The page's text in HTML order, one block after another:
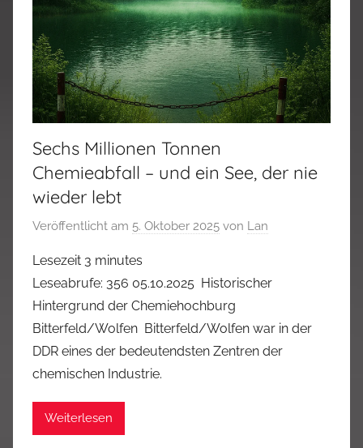
Sechs Millionen Tonnen
Chemieabfall – und ein See, der nie
wieder lebt
Veröffentlicht am 5. Oktober 2025 von Lan
Lesezeit 3 minutes
Leseabrufe: 356 05.10.2025 Historischer
Hintergrund der Chemiehochburg
Bitterfeld/Wolfen Bitterfeld/Wolfen war in der
DDR eines der bedeutendsten Zentren der
chemischen Industrie.
Weiterlesen